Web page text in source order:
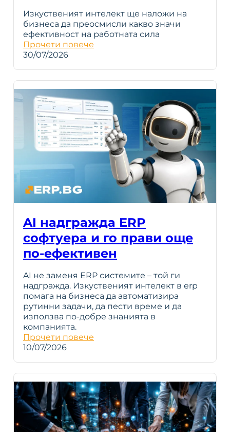
Изкуственият интелект ще наложи на
бизнеса да преосмисли какво значи
ефективност на работната сила
Прочети повече
30/07/2026
AI надгражда ERP
софтуера и го прави още
по-ефективен
AI не заменя ERP системите – той ги
надгражда. Изкуственият интелект в erp
помага на бизнеса да автоматизира
рутинни задачи, да пести време и да
използва по-добре знанията в
компанията.
Прочети повече
10/07/2026